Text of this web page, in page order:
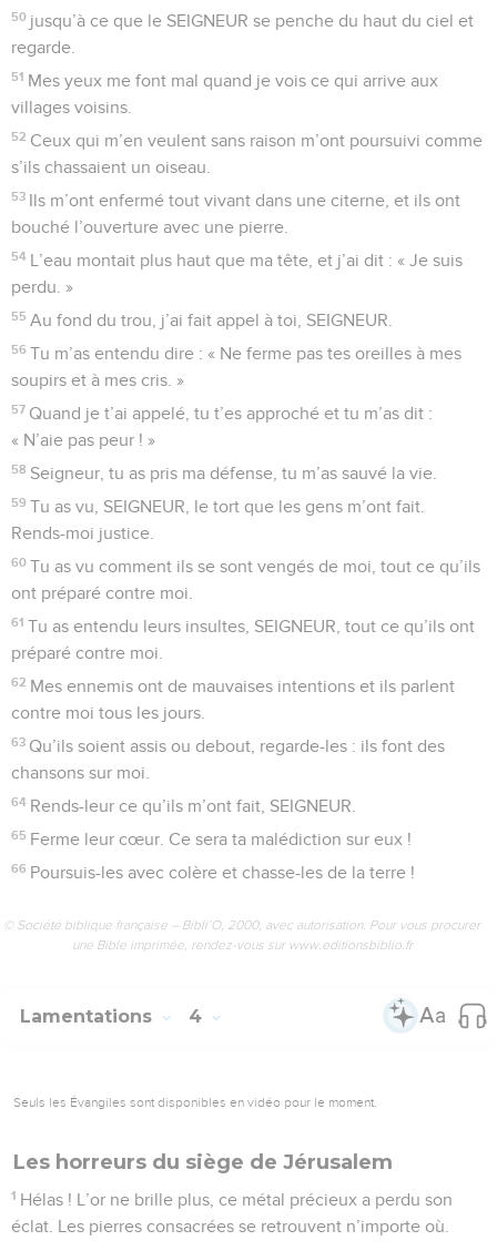
50 jusqu’à ce que le SEIGNEUR se penche du haut du ciel et
regarde.
51 Mes yeux me font mal quand je vois ce qui arrive aux
villages voisins.
52 Ceux qui m’en veulent sans raison m’ont poursuivi comme
s’ils chassaient un oiseau.
53 Ils m’ont enfermé tout vivant dans une citerne, et ils ont
bouché l’ouverture avec une pierre.
54 L’eau montait plus haut que ma tête, et j’ai dit : « Je suis
perdu. »
55 Au fond du trou, j’ai fait appel à toi, SEIGNEUR.
56 Tu m’as entendu dire : « Ne ferme pas tes oreilles à mes
soupirs et à mes cris. »
57 Quand je t’ai appelé, tu t’es approché et tu m’as dit :
« N’aie pas peur ! »
58 Seigneur, tu as pris ma défense, tu m’as sauvé la vie.
59 Tu as vu, SEIGNEUR, le tort que les gens m’ont fait.
Rends-moi justice.
60 Tu as vu comment ils se sont vengés de moi, tout ce qu’ils
ont préparé contre moi.
61 Tu as entendu leurs insultes, SEIGNEUR, tout ce qu’ils ont
préparé contre moi.
62 Mes ennemis ont de mauvaises intentions et ils parlent
contre moi tous les jours.
63 Qu’ils soient assis ou debout, regarde-les : ils font des
chansons sur moi.
64 Rends-leur ce qu’ils m’ont fait, SEIGNEUR.
65 Ferme leur cœur. Ce sera ta malédiction sur eux !
66 Poursuis-les avec colère et chasse-les de la terre !
© Société biblique française – Bibli’O, 2000, avec autorisation. Pour vous procurer
une Bible imprimée, rendez-vous sur www.editionsbiblio.fr
Lamentations 4
Seuls les Évangiles sont disponibles en vidéo pour le moment.
Les horreurs du siège de Jérusalem
1 Hélas ! L’or ne brille plus, ce métal précieux a perdu son
éclat. Les pierres consacrées se retrouvent n’importe où.